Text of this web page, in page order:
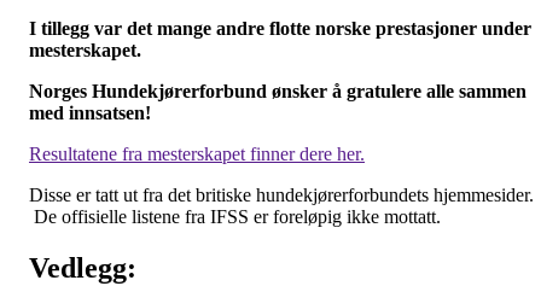
I tillegg var det mange andre flotte norske prestasjoner under
mesterskapet.
Norges Hundekjørerforbund ønsker å gratulere alle sammen
med innsatsen!
Resultatene fra mesterskapet finner dere her.
Disse er tatt ut fra det britiske hundekjørerforbundets hjemmesider.
De offisielle listene fra IFSS er foreløpig ikke mottatt.
Vedlegg: